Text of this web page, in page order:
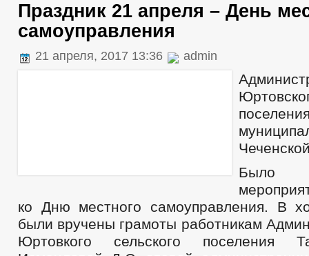
Праздник 21 апреля – День
самоуправления
21 апреля, 2017 13:36 admin
Было
ко Дню местного самоуправления. В
были вручены грамоты работникам
Юртовкого сельского поселения